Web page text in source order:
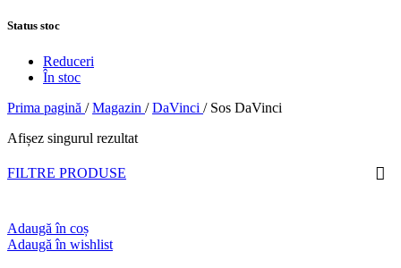
Status stoc
Reduceri
În stoc
Prima pagină / Magazin / DaVinci / Sos DaVinci
Afișez singurul rezultat
FILTRE PRODUSE
Adaugă în coș
Adaugă în wishlist